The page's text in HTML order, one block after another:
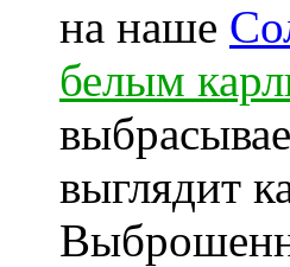
на наше
белым
выглядит